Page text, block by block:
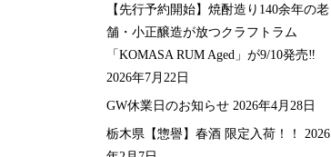
【先行予約開始】焼酎造り140余年の老
舗・小正醸造が放つクラフトラム
「KOMASA RUM Aged」が9/10発売‼️
2026年7月22日
GW休業日のお知らせ 2026年4月28日
栃木県【惣譽】春酒 限定入荷！！
2026